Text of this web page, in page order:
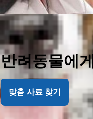
반려동물에
맞춤 사료 찾기